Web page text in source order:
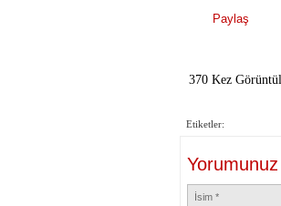
Paylaş
370 Kez
Etiketler:
Yorumunuz